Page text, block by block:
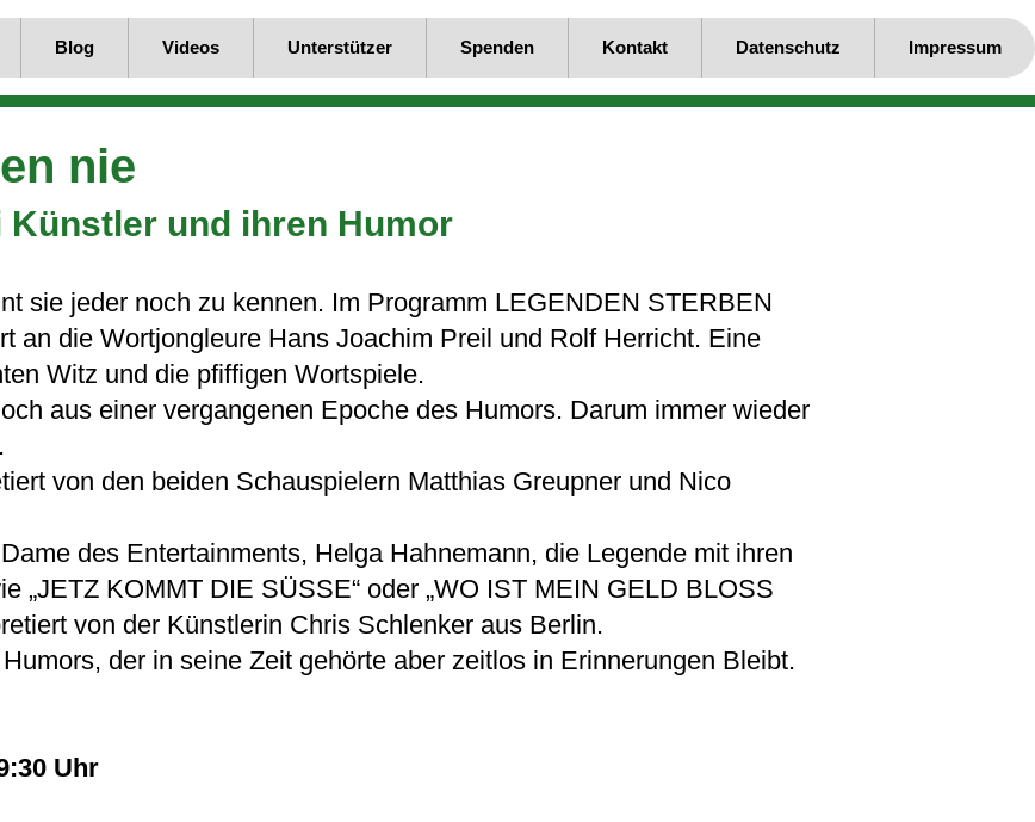
Blog Videos Unterstützer Spenden Kontakt Datenschutz Impressum
nie
Künstler und ihren Humor
sie jeder noch zu kennen. Im Programm LEGENDEN STERBEN
an die Wortjongleure Hans Joachim Preil und Rolf Herricht. Eine
Witz und die pfiffigen Wortspiele.
aus einer vergangenen Epoche des Humors. Darum immer wieder
von den beiden Schauspielern Matthias Greupner und Nico
des Entertainments, Helga Hahnemann, die Legende mit ihren
„JETZ KOMMT DIE SÜSSE“ oder „WO IST MEIN GELD BLOSS
von der Künstlerin Chris Schlenker aus Berlin.
der in seine Zeit gehörte aber zeitlos in Erinnerungen Bleibt.
Uhr